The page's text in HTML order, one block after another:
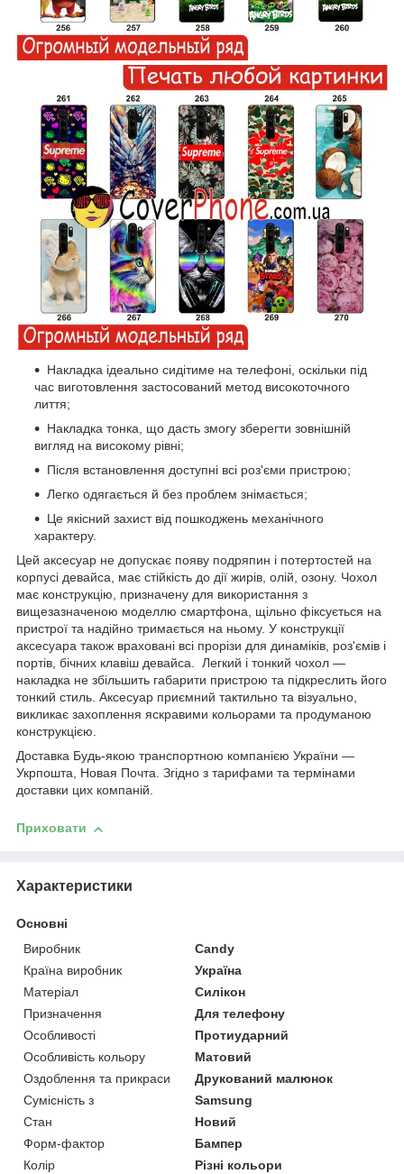
Накладка ідеально сидітиме на телефоні, оскільки під
час виготовлення застосований метод високоточного
лиття;
Накладка тонка, що дасть змогу зберегти зовнішній
вигляд на високому рівні;
Після встановлення доступні всі роз'єми пристрою;
Легко одягається й без проблем знімається;
Це якісний захист від пошкоджень механічного
характеру.
Цей аксесуар не допускає появу подряпин і потертостей на
корпусі девайса, має стійкість до дії жирів, олій, озону. Чохол
має конструкцію, призначену для використання з
вищезазначеною моделлю смартфона, щільно фіксується на
пристрої та надійно тримається на ньому. У конструкції
аксесуара також враховані всі прорізи для динаміків, роз'ємів і
портів, бічних клавіш девайса. Легкий і тонкий чохол —
накладка не збільшить габарити пристрою та підкреслить його
тонкий стиль. Аксесуар приємний тактильно та візуально,
викликає захоплення яскравими кольорами та продуманою
конструкцією.
Доставка Будь-якою транспортною компанією України —
Укрпошта, Новая Почта. Згідно з тарифами та термінами
доставки цих компаній.
Приховати
Характеристики
Основні
Виробник
Candy
Країна виробник
Україна
Матеріал
Силікон
Призначення
Для телефону
Особливості
Протиударний
Особливість кольору
Матовий
Оздоблення та прикраси
Друкований малюнок
Сумісність з
Samsung
Стан
Новий
Форм-фактор
Бампер
Колір
Різні кольори